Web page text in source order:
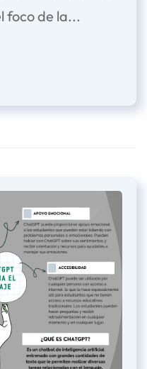
foco de la...